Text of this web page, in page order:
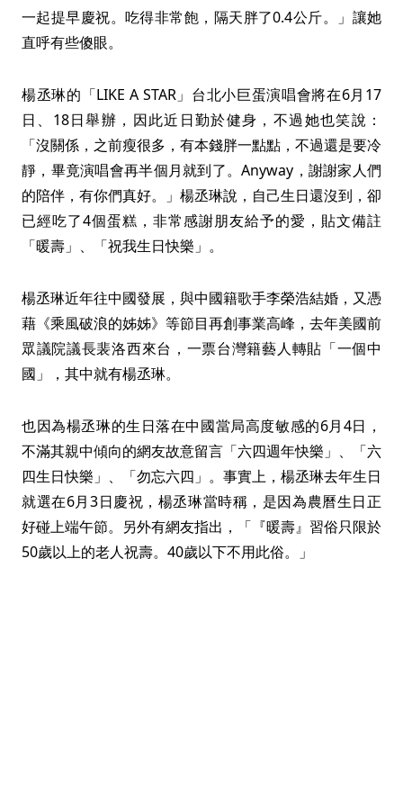
一起提早慶祝。吃得非常飽，隔天胖了0.4公斤。」讓她
直呼有些傻眼。
楊丞琳的「LIKE A STAR」台北小巨蛋演唱會將在6月17
日、18日舉辦，因此近日勤於健身，不過她也笑說：
「沒關係，之前瘦很多，有本錢胖一點點，不過還是要冷
靜，畢竟演唱會再半個月就到了。Anyway，謝謝家人們
的陪伴，有你們真好。」楊丞琳說，自己生日還沒到，卻
已經吃了4個蛋糕，非常感謝朋友給予的愛，貼文備註
「暖壽」、「祝我生日快樂」。
楊丞琳近年往中國發展，與中國籍歌手李榮浩結婚，又憑
藉《乘風破浪的姊姊》等節目再創事業高峰，去年美國前
眾議院議長裴洛西來台，一票台灣籍藝人轉貼「一個中
國」，其中就有楊丞琳。
也因為楊丞琳的生日落在中國當局高度敏感的6月4日，
不滿其親中傾向的網友故意留言「六四週年快樂」、「六
四生日快樂」、「勿忘六四」。事實上，楊丞琳去年生日
就選在6月3日慶祝，楊丞琳當時稱，是因為農曆生日正
好碰上端午節。另外有網友指出，「『暖壽』習俗只限於
50歲以上的老人祝壽。40歲以下不用此俗。」